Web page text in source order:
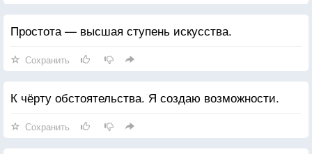
Простота — высшая ступень искусства.
Сохранить
К чёрту обстоятельства. Я создаю возможности.
Сохранить